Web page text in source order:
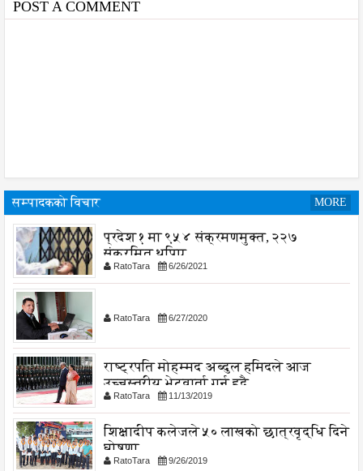
POST A COMMENT
सम्पादकको विचार MORE
प्रदेश १ मा ९५४ संक्रमणमुक्त, २२७
संक्रमित थपिए
RatoTara 6/26/2021
RatoTara 6/27/2020
राष्ट्रपति मोहम्मद अब्दुल हमिदले आज
उच्चस्तरीय भेटवार्ता गर्नु हुदै,
RatoTara 11/13/2019
शिक्षादीप कलेजले ५० लाखको छात्रवृद्धि दिने
घोषणा
RatoTara 9/26/2019